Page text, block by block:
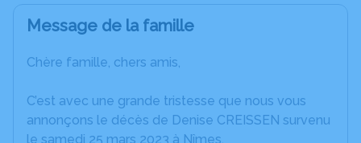
Message de la famille
Chère famille, chers amis,
C’est avec une grande tristesse que nous vous
annonçons le décès de Denise CREISSEN survenu
le samedi 25 mars 2023 à Nîmes.